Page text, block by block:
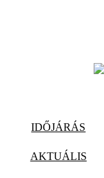
IDŐJÁRÁS
AKTUÁLIS